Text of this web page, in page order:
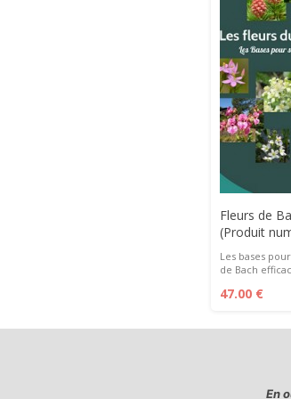
Fleurs de
(Produit
Les bases
de Bach
47.00 €
En